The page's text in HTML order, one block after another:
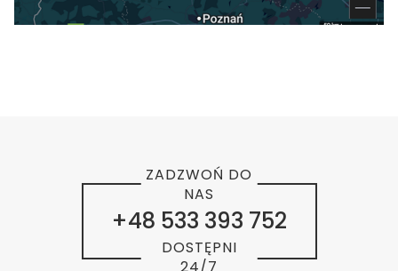
+48 533 393 752
ZADZWOŃ DO
NAS
DOSTĘPNI